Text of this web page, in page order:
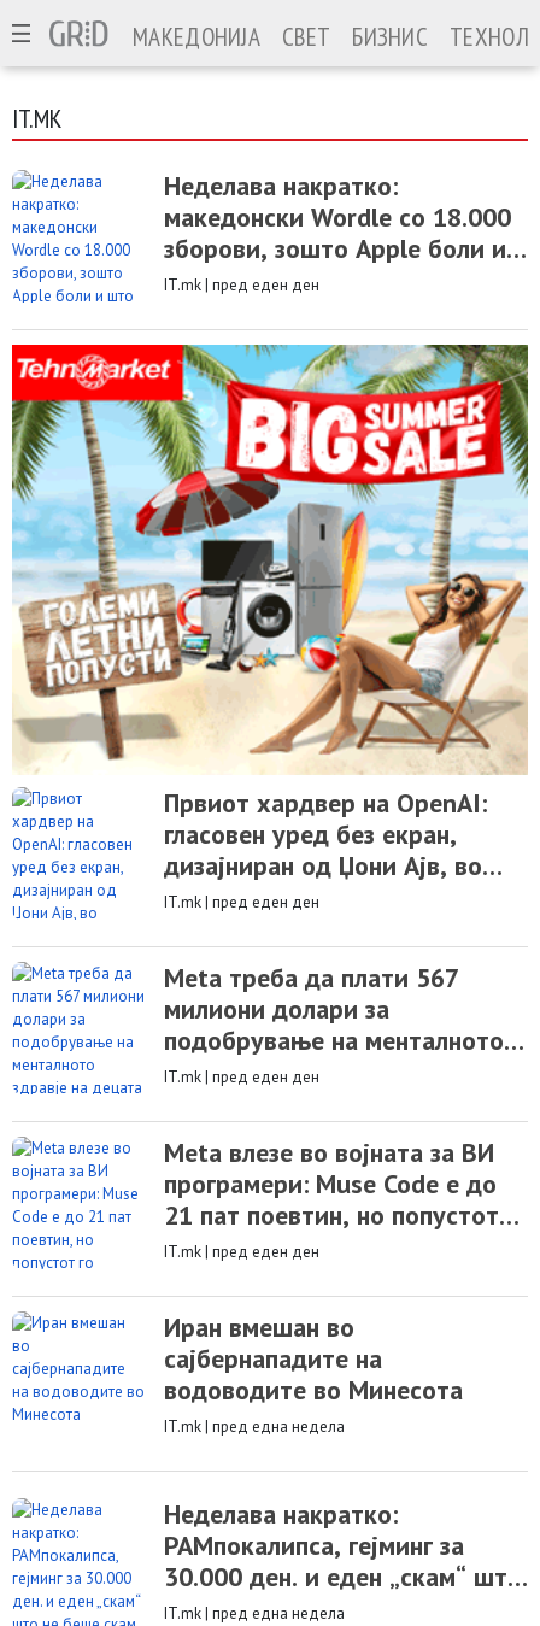
МАКЕДОНИЈА СВЕТ БИЗНИС
IT.MK
Неделава накратко:
македонски Wordle со 18.000
зборови, зошто Apple боли и
што уште се пегла кај IT.mk
IT.mk| пред еден ден
Првиот хардвер на OpenAI:
гласовен уред без екран,
дизајниран од Џони Ајв, во
продажба во 2027
IT.mk| пред еден ден
Meta треба да плати 567
милиони долари за
подобрување на менталното
здравје на децата
IT.mk| пред еден ден
Meta влезе во војната за ВИ
програмери: Muse Code е до
21 пат поевтин, но попустот
го плаќате со вашиот код
IT.mk| пред еден ден
Иран вмешан во
сајбернападите на
водоводите во Минесота
IT.mk| пред една недела
Неделава накратко:
РАМпокалипса, гејминг за
30.000 ден. и еден „скам“ што
не беше скам
IT.mk| пред една недела